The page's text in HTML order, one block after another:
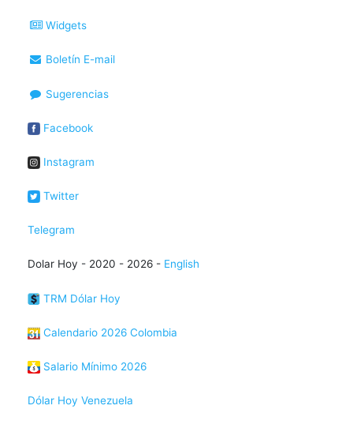
Widgets
Boletín E-mail
Sugerencias
Facebook
Instagram
Twitter
Telegram
Dolar Hoy - 2020 - 2026 - English
TRM Dólar Hoy
Calendario 2026 Colombia
Salario Mínimo 2026
Dólar Hoy Venezuela